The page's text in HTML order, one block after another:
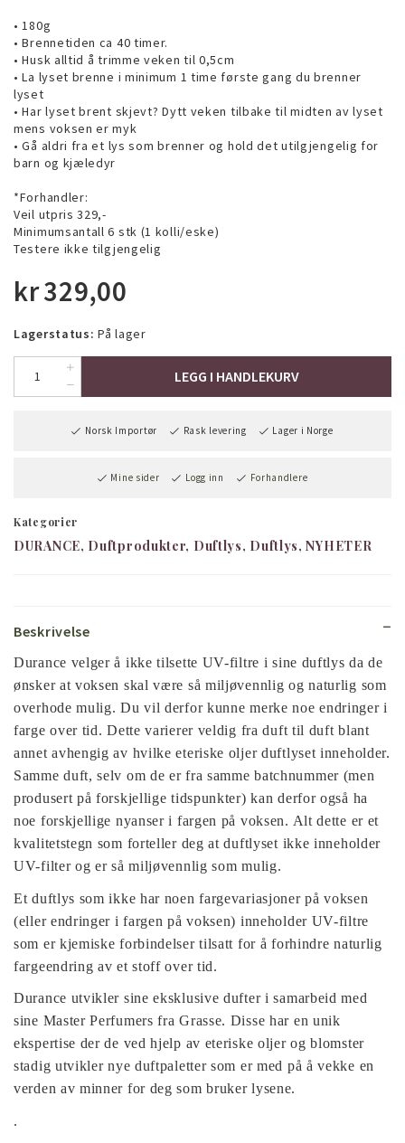
• 180g
• Brennetiden ca 40 timer.
• Husk alltid å trimme veken til 0,5cm
• La lyset brenne i minimum 1 time første gang du brenner
lyset
• Har lyset brent skjevt? Dytt veken tilbake til midten av lyset
mens voksen er myk
• Gå aldri fra et lys som brenner og hold det utilgjengelig for
barn og kjæledyr
*Forhandler:
Veil utpris 329,-
Minimumsantall 6 stk (1 kolli/eske)
Testere ikke tilgjengelig
kr329,00
Lagerstatus: På lager
LEGG I HANDLEKURV
Norsk Importør Rask levering Lager i Norge
Mine sider Logg inn Forhandlere
Kategorier
DURANCE Duftprodukter Duftlys Duftlys NYHETER
Beskrivelse
Durance velger å ikke tilsette UV-filtre i sine duftlys da de
ønsker at voksen skal være så miljøvennlig og naturlig som
overhode mulig. Du vil derfor kunne merke noe endringer i
farge over tid. Dette varierer veldig fra duft til duft blant
annet avhengig av hvilke eteriske oljer duftlyset inneholder.
Samme duft, selv om de er fra samme batchnummer (men
produsert på forskjellige tidspunkter) kan derfor også ha
noe forskjellige nyanser i fargen på voksen. Alt dette er et
kvalitetstegn som forteller deg at duftlyset ikke inneholder
UV-filter og er så miljøvennlig som mulig.
Et duftlys som ikke har noen fargevariasjoner på voksen
(eller endringer i fargen på voksen) inneholder UV-filtre
som er kjemiske forbindelser tilsatt for å forhindre naturlig
fargeendring av et stoff over tid.
Durance utvikler sine eksklusive dufter i samarbeid med
sine Master Perfumers fra Grasse. Disse har en unik
ekspertise der de ved hjelp av eteriske oljer og blomster
stadig utvikler nye duftpaletter som er med på å vekke en
verden av minner for deg som bruker lysene.
.